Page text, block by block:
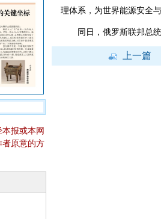
报或本网
原意的方
理体系，为世界能源安全
同日，俄罗斯联邦总统
上一篇